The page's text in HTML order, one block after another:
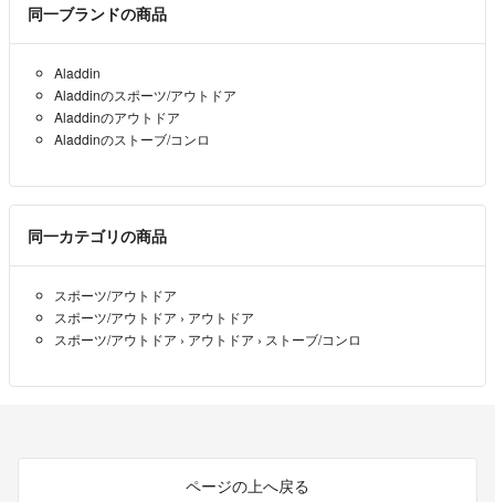
きこぼれ防止 #鍋敷き #やかん #モンテベル #スノーピーク #snowpea
k #ザノースフェイス #キャンプ #ロゴス 鍋置き 鍋敷き やかん置き 鍋
しき #アラジンストーブ #アラジン #五徳 #鍋敷き #アラジンストーブ
五徳 #アラジンブルーフレーム五徳 #センゴクアラジン五徳 #ブルーフ
レーム五徳
#焼き網
同一ブランドの商品
Aladdin
Aladdinのスポーツ/アウトドア
Aladdinのアウトドア
Aladdinのストーブ/コンロ
同一カテゴリの商品
スポーツ/アウトドア
スポーツ/アウトドア › アウトドア
スポーツ/アウトドア › アウトドア › ストーブ/コンロ
ページの上へ戻る